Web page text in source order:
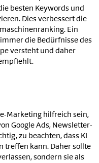
besten Keywords und
Dies verbessert die
Ein
die Bedürfnisse des
versteht und daher
Marketing hilfreich sein,
Google Ads, Newsletter-
zu beachten, dass KI
treffen kann. Daher sollte
sondern sie als